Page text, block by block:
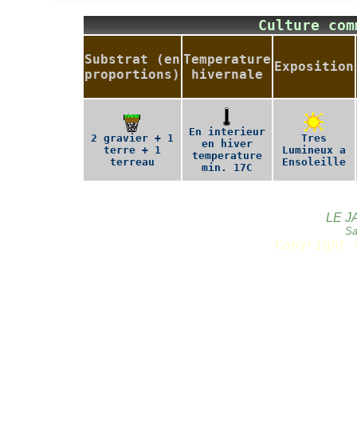
Culture
Substrat (en
proportions)
Temperature
hivernale
Exposition
2 gravier + 1
terre + 1
terreau
En interieur
en hiver
temperature
min. 17C
Tres
Lumineux a
Ensoleille
LE
Copyright